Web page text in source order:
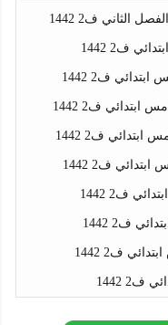
الثاني ف2 1442
ف2 1442
ف2 1442
ف2 1442
ف2 1442
ف2 1442
1442